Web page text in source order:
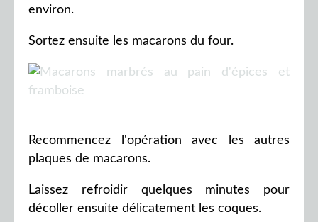
environ.
Sortez ensuite les macarons du four.
Recommencez l'opération avec les autres
plaques de macarons.
Laissez refroidir quelques minutes pour
décoller ensuite délicatement les coques.